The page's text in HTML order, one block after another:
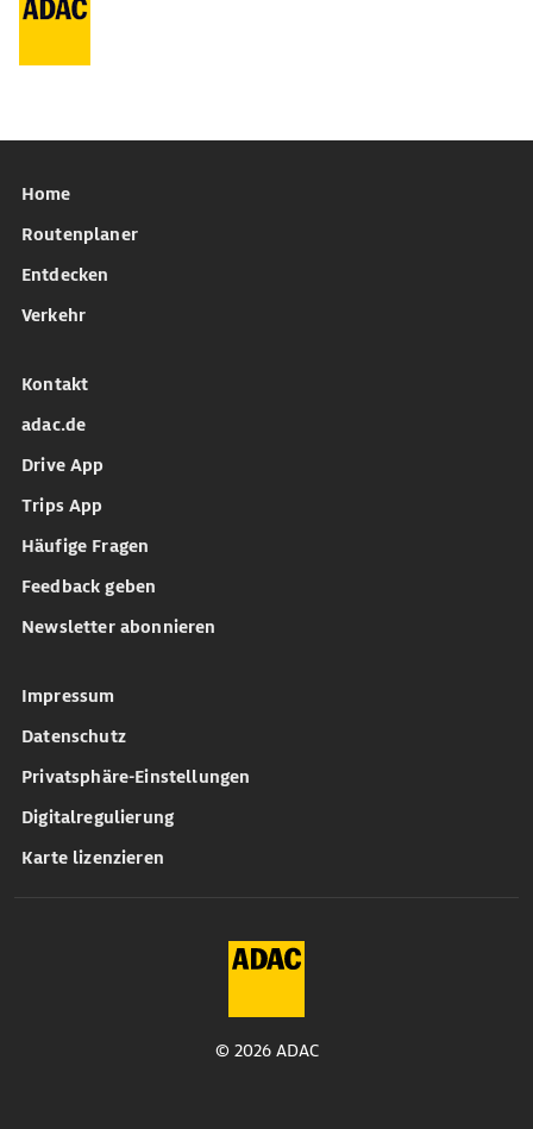
Home
Routenplaner
Entdecken
Verkehr
Kontakt
adac.de
Drive App
Trips App
Häufige Fragen
Feedback geben
Newsletter abonnieren
Impressum
Datenschutz
Privatsphäre-Einstellungen
Digitalregulierung
Karte lizenzieren
© 2026 ADAC